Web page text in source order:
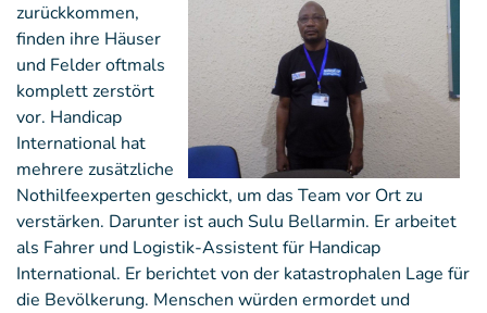
zurückkommen,
finden ihre Häuser
und Felder oftmals
komplett zerstört
vor. Handicap
International hat
mehrere zusätzliche
Nothilfeexperten geschickt, um das Team vor Ort zu
verstärken. Darunter ist auch Sulu Bellarmin. Er arbeitet
als Fahrer und Logistik-Assistent für Handicap
International. Er berichtet von der katastrophalen Lage für
die Bevölkerung. Menschen würden ermordet und